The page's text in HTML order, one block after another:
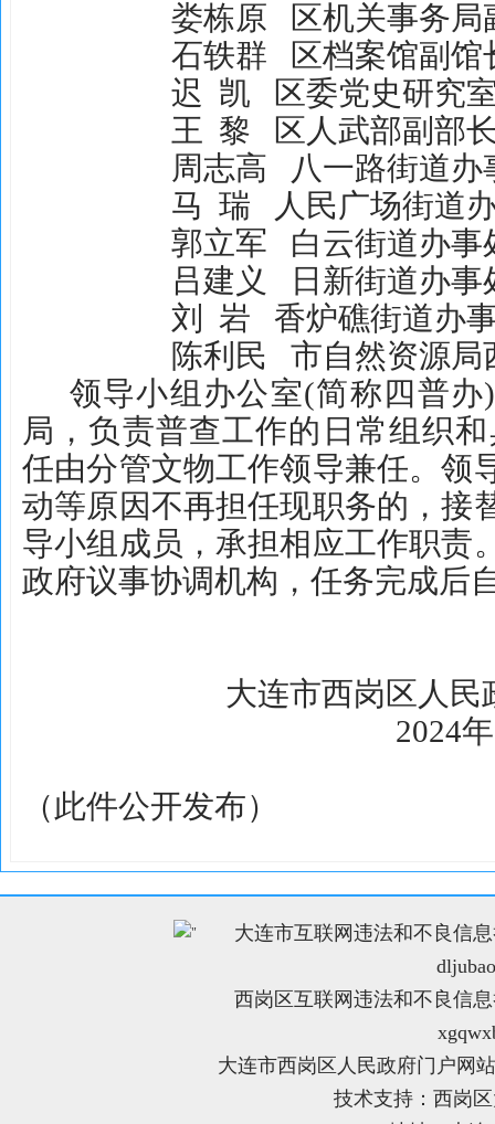
娄栋原
区机关事务局
石轶群
区档案馆副馆
迟 凯
区委党史研究
王 黎
区人武部副部
周志高
八一路街道办
马 瑞
人民广场街道
郭立军
白云街道办事
吕建义
日新街道办事
刘
岩
香炉礁街道办
陈利民
市自然资源局
领导小组办公室(简称四普办
局，负责普查工作的日常组织
任由分管文物工作领导兼任。领
动等原因不再担任现职务的，接
导小组成员，承担相应工作职责
政府议事协调机构，任务完成后
大连市西岗区人民
2024
（此件公开发布）
"
大连市互联网违法和不良信
西岗区互联网违法和不良信
大连市西岗区人民政府门户网
技术支持：西岗